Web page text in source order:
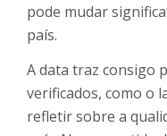
pode mudar
país.
A data traz consigo
verificados, como o
refletir sobre a